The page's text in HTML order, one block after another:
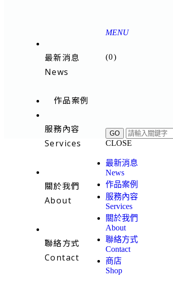
最新消息
News
作品案例
服務內容
Services
關於我們
About
聯絡方式
Contact
MENU
(0)
CLOSE
最新消息
News
作品案例
服務內容
Services
關於我們
About
聯絡方式
Contact
商店
Shop